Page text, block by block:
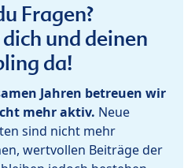
Fragen?
und deinen
da!
Jahren betreuen wir
mehr aktiv. Neue
sind nicht mehr
wertvollen Beiträge der